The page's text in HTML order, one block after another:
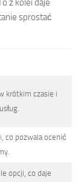
z kolei daje
sprostać
krótkim czasie i
co pozwala ocenić
opcji, co daje